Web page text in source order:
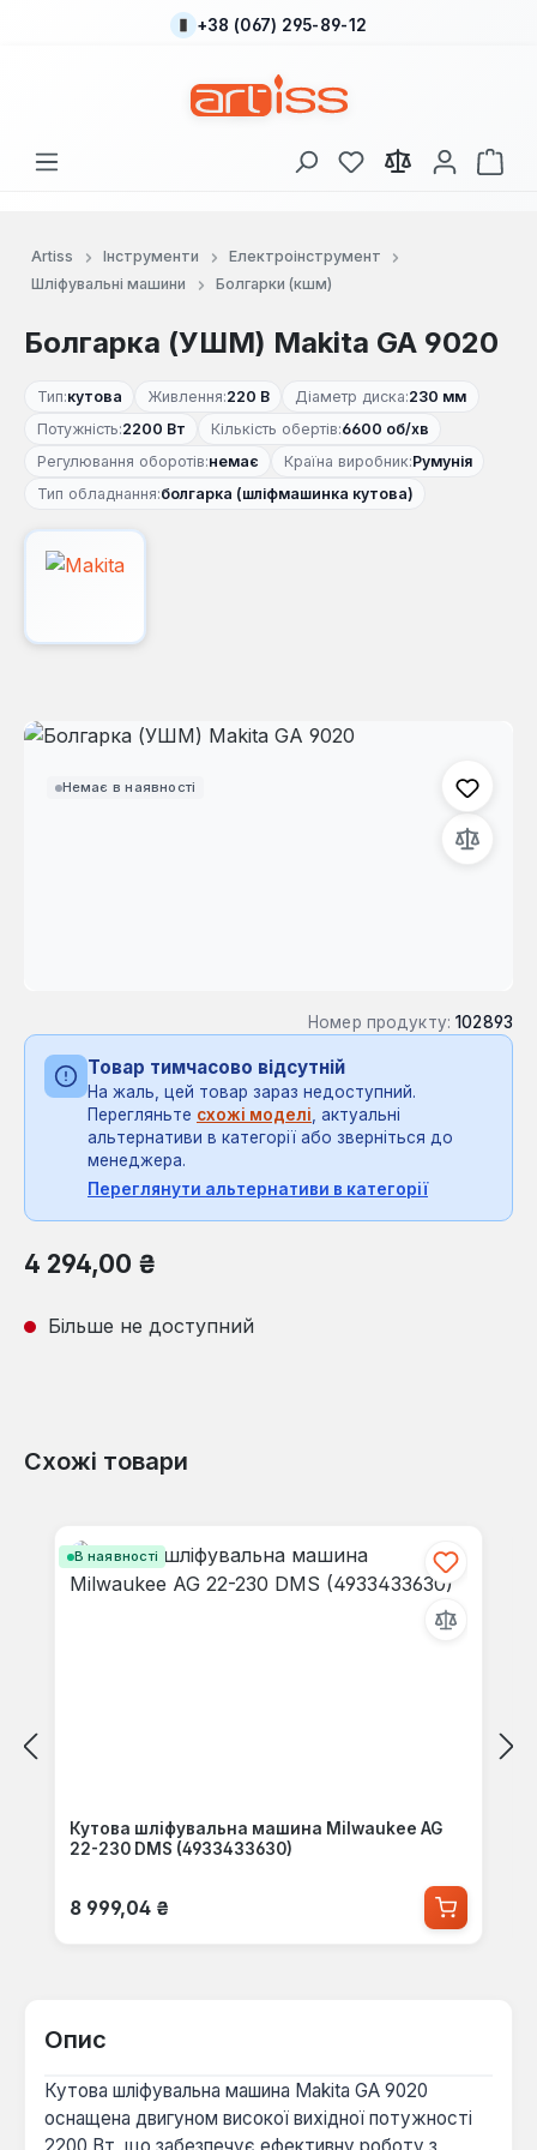
Перейти до основного вмісту
+38 (067) 295-89-12
У вас є 0 у списку
Artiss Інструменти
Електроінструмент
Шліфувальні машини
Болгарки (кшм)
Болгарка (УШМ) Makita GA 9020
Тип:кутова Живлення:220 В Діаметр диска:230 мм
Потужність:2200 Вт Кількість обертів:6600 об/хв
Регулювання оборотів:немає Країна виробник:Румунія
Тип обладнання:болгарка (шліфмашинка кутова)
Немає в наявності
Пропустити галерею зображень
Номер продукту: 102893
Товар тимчасово відсутній
На жаль, цей товар зараз недоступний.
Перегляньте схожі моделі, актуальні
альтернативи в категорії або зверніться до
менеджера.
Переглянути альтернативи в категорії
Звичайна ціна:
4 294,00 ₴
Більше не доступний
Схожі товари
В наявності
Кутова шліфувальна машина Milwaukee AG
22-230 DMS (4933433630)
Звичайна ціна:
8 999,04 ₴
Опис
Кутова шліфувальна машина Makita GA 9020
оснащена двигуном високої вихідної потужності
2200 Вт, що забезпечує ефективну роботу з